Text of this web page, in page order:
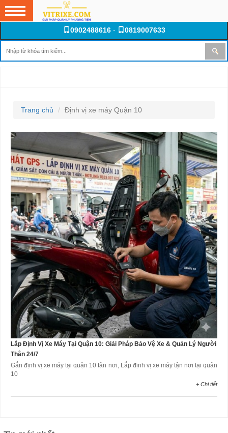
0902488616- 0819007633
Trang chủ Định vị xe máy Quận 10
Lắp Định Vị Xe Máy Tại Quận 10: Giải Pháp Bảo Vệ Xe & Quản Lý Người
Thân 24/7
Gắn định vị xe máy tại quận 10 tận nơi, Lắp định vị xe máy tận nơi tại quận
10
+ Chi tiết